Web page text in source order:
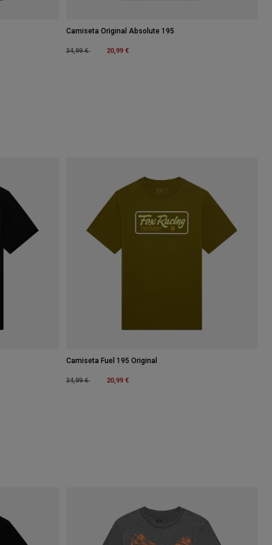
Camiseta Original Absolute 195
Price reduced from
34,99 €to 20,99 €
Camiseta Fuel 195 Original
Price reduced from
34,99 €to 20,99 €